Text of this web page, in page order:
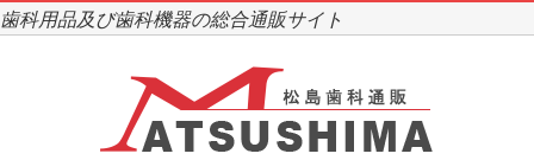
歯科用品及び歯科機器の総合通販サイト